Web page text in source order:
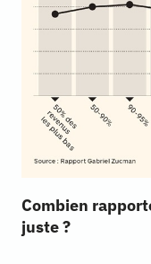
Combien
juste ?